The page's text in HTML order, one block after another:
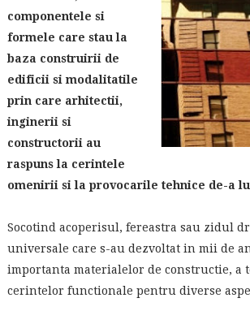
componentele si
formele care stau la
baza construirii de
edificii si modalitatile
prin care arhitectii,
inginerii si
constructorii au
raspuns la cerintele
omenirii si la provocarile tehnice de-a
Socotind acoperisul, fereastra sau zidul
universale care s-au dezvoltat in mii de
importanta materialelor de constructie, a
cerintelor functionale pentru diverse